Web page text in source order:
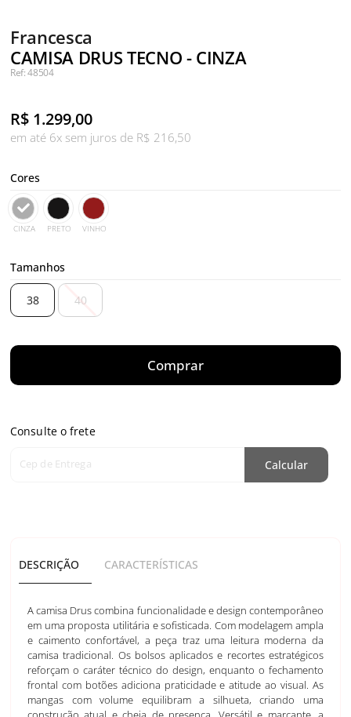
Francesca
CAMISA DRUS TECNO - CINZA
Ref: 48504
R$ 1.299,00
em até 6x sem juros de R$ 216,50
Cores
CINZA PRETO VINHO
Tamanhos
38 40
Comprar
Consulte o frete
Cep de Entrega Calcular
DESCRIÇÃO CARACTERÍSTICAS
A camisa Drus combina funcionalidade e design contemporâneo
em uma proposta utilitária e sofisticada. Com modelagem ampla
e caimento confortável, a peça traz uma leitura moderna da
camisa tradicional. Os bolsos aplicados e recortes estratégicos
reforçam o caráter técnico do design, enquanto o fechamento
frontal com botões adiciona praticidade e atitude ao visual. As
mangas com volume equilibram a silhueta, criando uma